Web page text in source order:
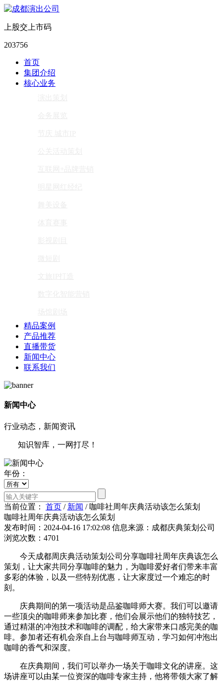
上股交上市码
203756
首页
集团介绍
核心业务
精品案例
产品推荐
直播带货
新闻中心
联系我们
新闻中心
行业动态，新闻资讯
知识智库，一网打尽！
年份：
当前位置： 首页 / 新闻 / 咖啡社周年庆典活动该怎么策划
咖啡社周年庆典活动该怎么策划
发布时间：2024-04-16 17:02:08 信息来源：成都庆典策划公司
浏览次数：4701
今天成都周庆典活动策划公司分享咖啡社周年庆典该怎么
策划，让大家共同分享咖啡的魅力，为咖啡爱好者们带来丰富
多彩的体验，以及一些特别优惠，让大家度过一个难忘的时
刻。
庆典期间的第一项活动是品鉴咖啡师大赛。我们可以邀请
一些顶尖的咖啡师来参加比赛，他们会展示他们的独特技艺，
通过精湛的冲泡技术和咖啡的调配，给大家带来口感完美的咖
啡。参加者还有机会亲自上台与咖啡师互动，学习如何冲泡出
咖啡的香气和深度。
在庆典期间，我们可以举办一场关于咖啡文化的讲座。这
场讲座可以由某一位资深的咖啡专家主持，他将带领大家了解